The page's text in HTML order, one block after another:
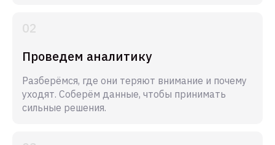
Проведем аналитику
Разберёмся, где они теряют внимание и почему
уходят. Соберём данные, чтобы принимать
сильные решения.